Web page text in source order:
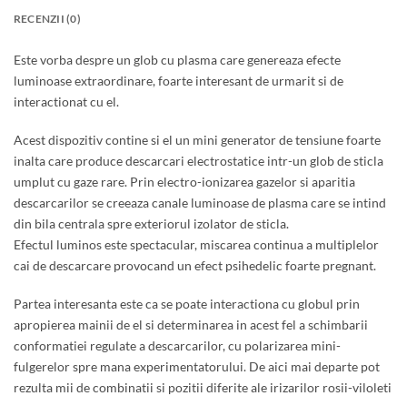
RECENZII (0)
Este vorba despre un glob cu plasma care genereaza efecte
luminoase extraordinare, foarte interesant de urmarit si de
interactionat cu el.
Acest dispozitiv contine si el un mini generator de tensiune foarte
inalta care produce descarcari electrostatice intr-un glob de sticla
umplut cu gaze rare. Prin electro-ionizarea gazelor si aparitia
descarcarilor se creeaza canale luminoase de plasma care se intind
din bila centrala spre exteriorul izolator de sticla.
Efectul luminos este spectacular, miscarea continua a multiplelor
cai de descarcare provocand un efect psihedelic foarte pregnant.
Partea interesanta este ca se poate interactiona cu globul prin
apropierea mainii de el si determinarea in acest fel a schimbarii
conformatiei regulate a descarcarilor, cu polarizarea mini-
fulgerelor spre mana experimentatorului. De aici mai departe pot
rezulta mii de combinatii si pozitii diferite ale irizarilor rosii-viloleti